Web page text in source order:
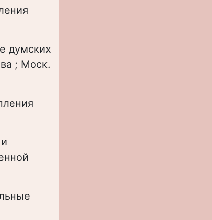
думских
; Моск.